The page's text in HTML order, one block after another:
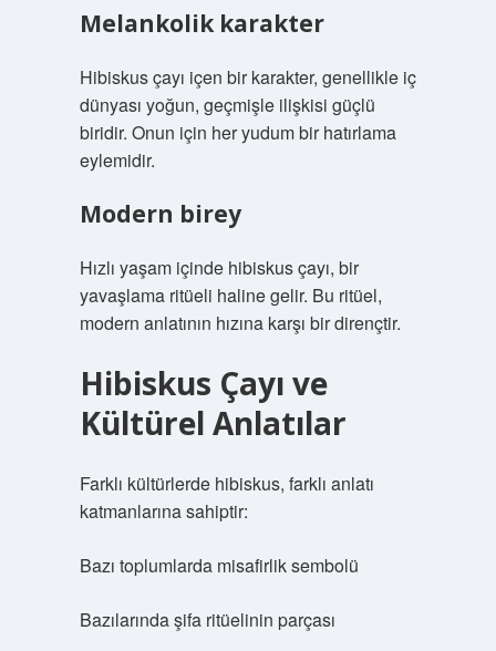
Melankolik karakter
Hibiskus çayı içen bir karakter, genellikle iç
dünyası yoğun, geçmişle ilişkisi güçlü
biridir. Onun için her yudum bir hatırlama
eylemidir.
Modern birey
Hızlı yaşam içinde hibiskus çayı, bir
yavaşlama ritüeli haline gelir. Bu ritüel,
modern anlatının hızına karşı bir dirençtir.
Hibiskus Çayı ve
Kültürel Anlatılar
Farklı kültürlerde hibiskus, farklı anlatı
katmanlarına sahiptir:
Bazı toplumlarda misafirlik sembolü
Bazılarında şifa ritüelinin parçası